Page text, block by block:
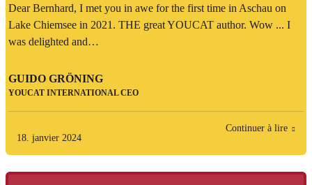
Dear Bernhard, I met you in awe for the first time in Aschau on
Lake Chiemsee in 2021. THE great YOUCAT author. Wow ... I
was delighted and…
GUIDO GRÖNING
YOUCAT INTERNATIONAL CEO
18. janvier 2024
Continuer à lire